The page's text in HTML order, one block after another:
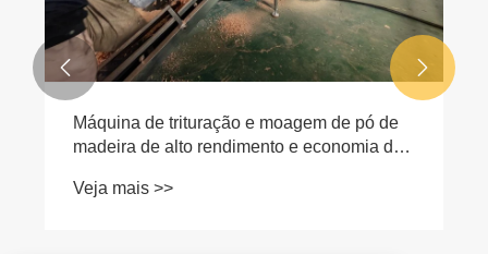
O que é uma linha de extrusão de chapas
ABS e como ela pode transformar sua
Veja mais >>
 